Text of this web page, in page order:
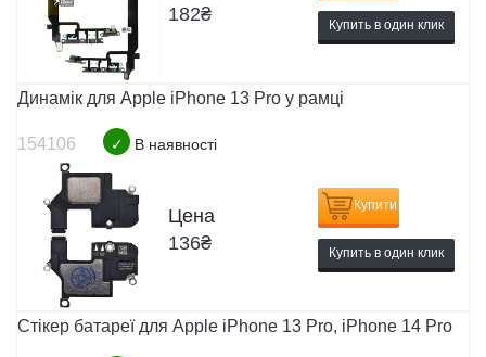
182₴ Купить в один клик
Динамік для Apple iPhone 13 Pro у рамці
154106 ✓ В наявності
Цена
136₴
Купити
Купить в один клик
Стікер батареї для Apple iPhone 13 Pro, iPhone 14 Pro